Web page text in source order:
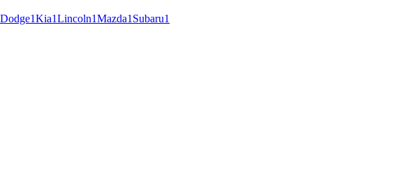
Dodge1Kia1Lincoln1Mazda1Subaru1